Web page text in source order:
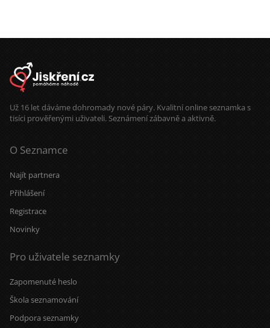
Už 16 let dáváme dohromady nové páry. Kvalitní online seznamka s
tisíci prověřenými uživateli. Seznámení zábavně a aktivně.
O Seznamce
Najít partnera
Přihlášení
Registrace
Novinky
Pro uživatele seznamky
Zapomenuté heslo
Škola seznamování
Podpora seznamky